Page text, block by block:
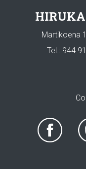
Martikoena
Tel.: 944